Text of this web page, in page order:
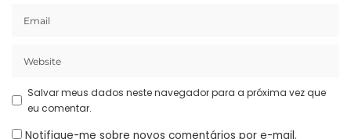
Salvar meus dados neste navegador para a próxima vez que
eu comentar.
Notifique-me sobre novos comentários por e-mail.